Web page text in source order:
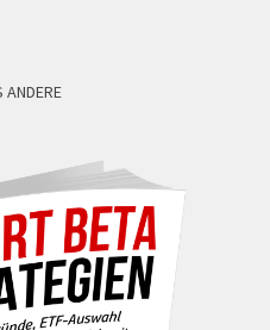
ANDERE